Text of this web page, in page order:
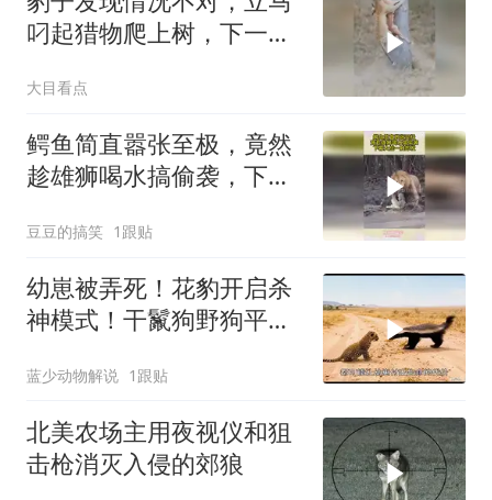
叼起猎物爬上树，下一秒
大目看点
鳄鱼简直嚣张至极，竟然
趁雄狮喝水搞偷袭，下幕
豆豆的搞笑 1跟贴
幼崽被弄死！花豹开启杀
神模式！干鬣狗野狗平头
蓝少动物解说 1跟贴
北美农场主用夜视仪和狙
击枪消灭入侵的郊狼